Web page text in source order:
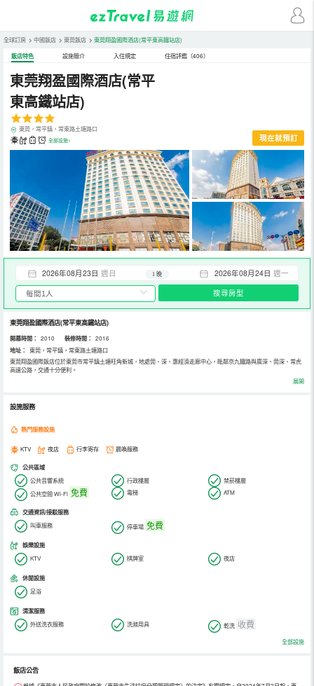
全球訂房 > 中國飯店 > 東莞飯店 > 東莞翔盈國際酒店(常平東高鐵站店)
飯店特色 設施簡介 入住規定 住宿評鑑（406）
東莞翔盈國際酒店(常平
東高鐵站店)
東莞，常平鎮，常東路土塘路口
全部設施> 現在就預訂
2026年08月23日 週日 2026年08月24日 週一
1 晚
搜尋房型
東莞翔盈國際酒店(常平東高鐵站店)
開幕時間： 2010 裝修時間： 2016
地址：
東莞，常平鎮，常東路土塘路口
東莞翔盈國際飯店位於東莞市常平鎮土塘旺角新城，地處莞、深、惠經濟走廊中心，毗鄰京九鐵路與廣深、莞深、常虎
高速公路，交通十分便利。
東莞翔盈國際飯店由東莞市翔盈國際飯店有限公司投資興建，集住房、餐飲、娛樂、休閒為一體。飯店歐式建築風格的
客房、園林式的環境、精美的設施、優質的服務、便利的交通，為您的商務旅遊、休閒娛樂、康體等提供了具有典範的
展開
設施服務
熱門服務設施
KTV 夜店 行李寄存 晨喚服務
公共區域
公共音響系統 行政樓層
禁菸樓層
公共空間 Wi-Fi 免費 電梯 ATM
交通資訊/接駁服務
叫車服務 停車場 免費
娛樂設施
KTV 棋牌室 夜店
休閒設施
足浴
清潔服務
外送洗衣服務 洗滌用具 乾洗 收費
全部設施
飯店公告